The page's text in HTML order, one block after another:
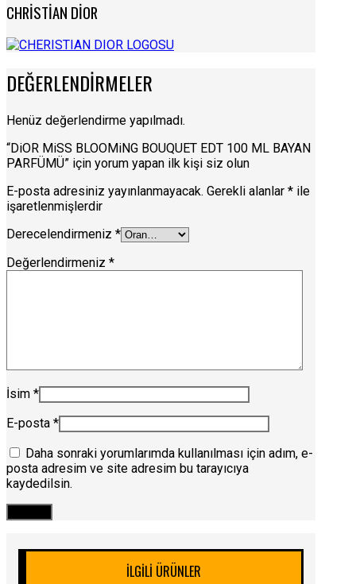
CHRİSTİAN DİOR
DEĞERLENDIRMELER
Henüz değerlendirme yapılmadı.
“DiOR MiSS BLOOMiNG BOUQUET EDT 100 ML BAYAN
PARFÜMÜ” için yorum yapan ilk kişi siz olun
E-posta adresiniz yayınlanmayacak. Gerekli alanlar * ile
işaretlenmişlerdir
Derecelendirmeniz *
Değerlendirmeniz *
İsim *
E-posta *
Daha sonraki yorumlarımda kullanılması için adım, e-
posta adresim ve site adresim bu tarayıcıya
kaydedilsin.
İLGILI ÜRÜNLER